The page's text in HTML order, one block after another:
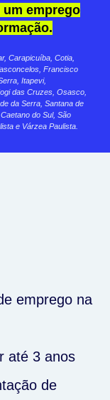
um emprego
Carapicuíba, Cotia,
Francisco
Itapevi,
das Cruzes, Osasco,
da Serra, Santana de
do Sul, São
e Várzea Paulista.
emprego na
até 3 anos
de